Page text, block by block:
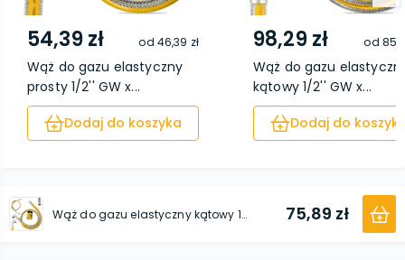
54,39 zł od 46,39 zł
Wąż do gazu elastyczny
prosty 1/2'' GW x...
Dodaj do koszyka
98,29 zł od
Wąż do gazu
kątowy 1/2'' GW x...
Dodaj do
Wąż do gazu elastyczny kątowy 1/2'' GW x 1/2 GW'' 1000 mm 75,89 zł